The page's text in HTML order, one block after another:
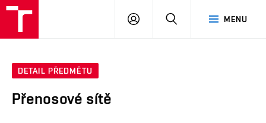
MENU
PŘIHLÁSIT
DETAIL PŘEDMĚTU
Přenosové sítě